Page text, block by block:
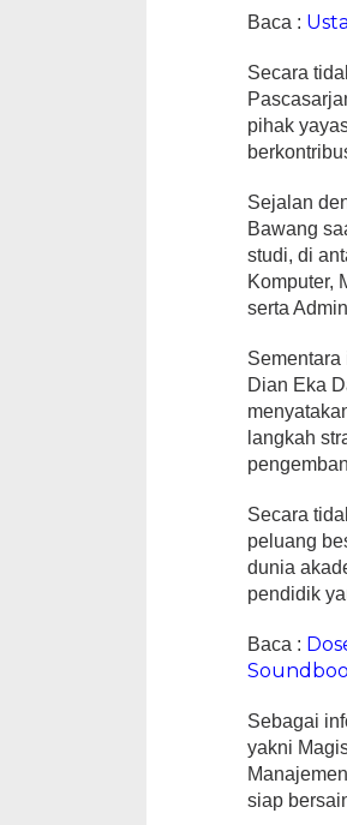
Baca :
Secara
pihak
Sejalan
Bawang
studi, di
Komputer,
serta
Sementara
Dian Eka
langkah
Secara
peluang
dunia
pendidik
Baca :
Sebagai
yakni
siap